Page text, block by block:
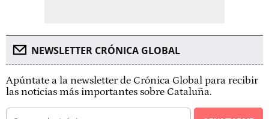
NEWSLETTER CRÓNICA GLOBAL
Apúntate a la newsletter de Crónica Global para recibir
las noticias más importantes sobre Cataluña.